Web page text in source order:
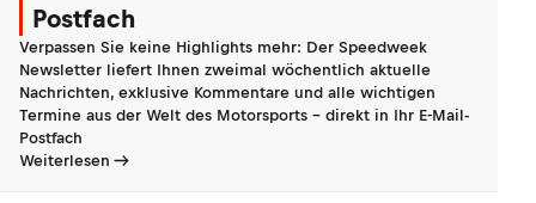
Postfach
Verpassen Sie keine Highlights mehr: Der Speedweek
Newsletter liefert Ihnen zweimal wöchentlich aktuelle
Nachrichten, exklusive Kommentare und alle wichtigen
Termine aus der Welt des Motorsports - direkt in Ihr E-Mail-
Postfach
Weiterlesen